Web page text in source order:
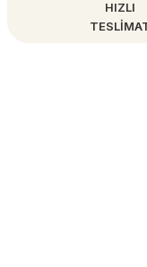
HIZLI